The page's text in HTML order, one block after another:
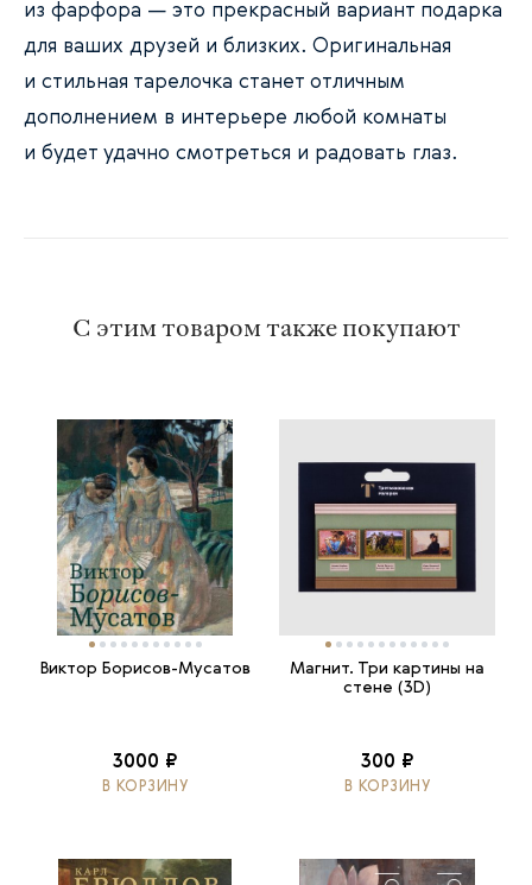
из фарфора — это прекрасный вариант подарка
для ваших друзей и близких. Оригинальная
и стильная тарелочка станет отличным
дополнением в интерьере любой комнаты
и будет удачно смотреться и радовать глаз.
С этим товаром также покупают
Виктор Борисов-Мусатов
3000 ₽
В КОРЗИНУ
Магнит. Три картины на
стене (3D)
300 ₽
В КОРЗИНУ